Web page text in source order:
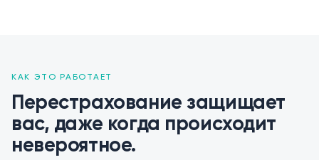
КАК ЭТО РАБОТАЕТ
Перестрахование защищает
вас, даже когда происходит
невероятное.